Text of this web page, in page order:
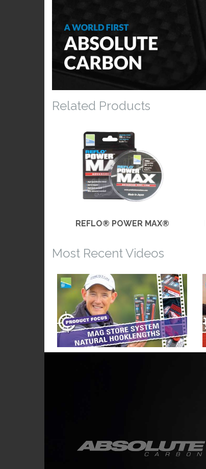
Related Products
REFLO® POWER MAX®
Most Recent Videos